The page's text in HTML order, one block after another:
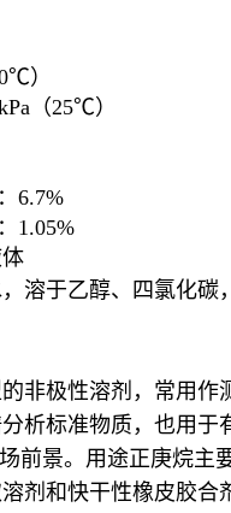
）
（25℃）
6.7%
1.05%
溶于乙醇、四氯化
非极性溶剂，常用
析标准物质，也用
场前景。用途正庚烷
剂和快干性橡皮胶